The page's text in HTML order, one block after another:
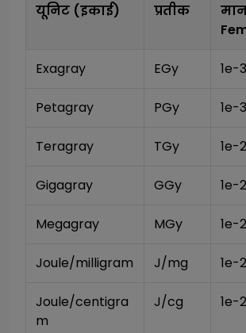
यूनिट (इकाई) प्रतीक
Exagray EGy 1e-
Petagray PGy 1e-
Teragray TGy 1e-
Gigagray GGy 1e-
Megagray MGy 1e-
Joule/milligram J/mg 1e-
Joule/centigra
m
J/cg 1e-